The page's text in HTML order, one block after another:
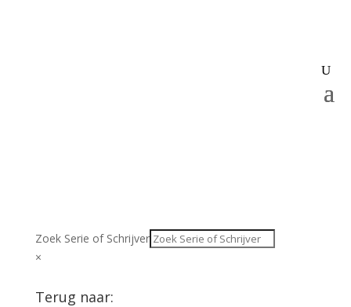
Zoek Serie of Schrijver
×
Terug naar: